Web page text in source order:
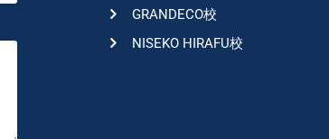
GRANDECO校
NISEKO HIRAFU校